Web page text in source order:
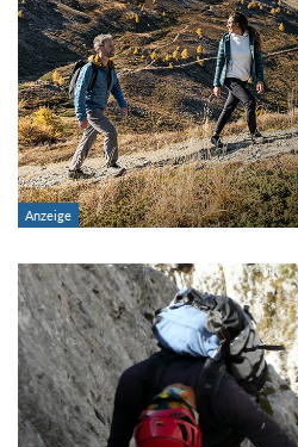
Region:
Gebirge:
Art der Tour:
Schwierigkeitsgrad:
von
Kondition (Tourdauer):
von